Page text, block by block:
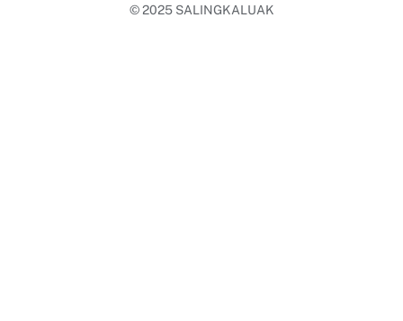
© 2025 SALINGKALUAK